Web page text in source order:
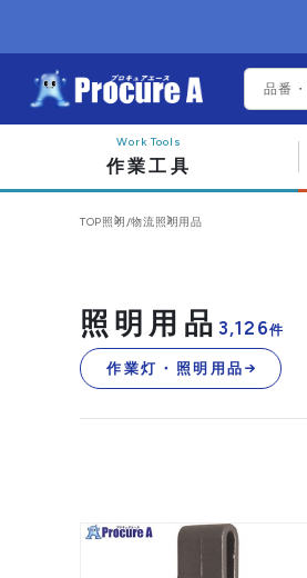
作業工具
TOP照明/物流照明用品
照明用品 3,126件
作業灯・照明用品